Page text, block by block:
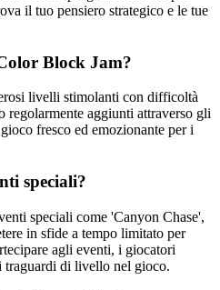
il tuo pensiero strategico e le tue
Block Jam?
livelli stimolanti con difficoltà
aggiunti attraverso gli
fresco ed emozionante per i
speciali?
speciali come 'Canyon Chase',
in sfide a tempo limitato per
agli eventi, i giocatori
traguardi di livello nel gioco.